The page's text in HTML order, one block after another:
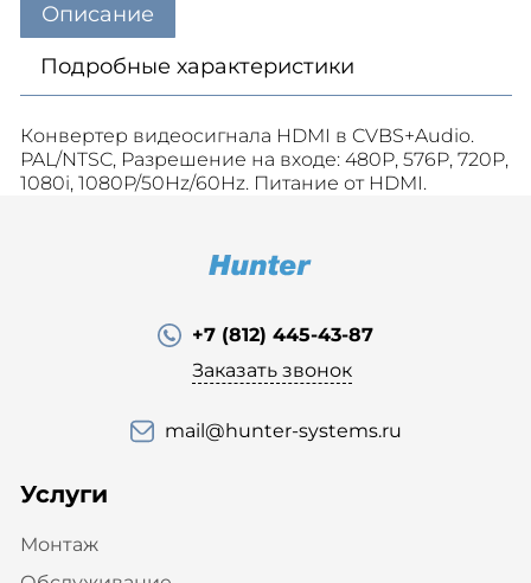
Описание
Подробные характеристики
Конвертер видеосигнала HDMI в CVBS+Audio.
PAL/NTSC, Разрешение на входе: 480P, 576P, 720P,
1080i, 1080P/50Hz/60Hz. Питание от HDMI.
+7 (812) 445-43-87
Заказать звонок
mail@hunter-systems.ru
Услуги
Монтаж